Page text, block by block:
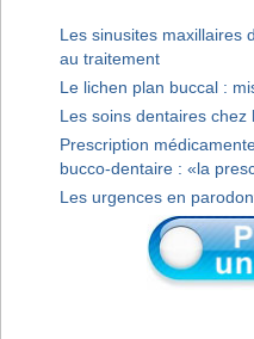
Les sinusites maxillaires
au traitement
Le lichen plan buccal :
Les soins dentaires chez
Prescription
bucco-dentaire : «la
Les urgences en